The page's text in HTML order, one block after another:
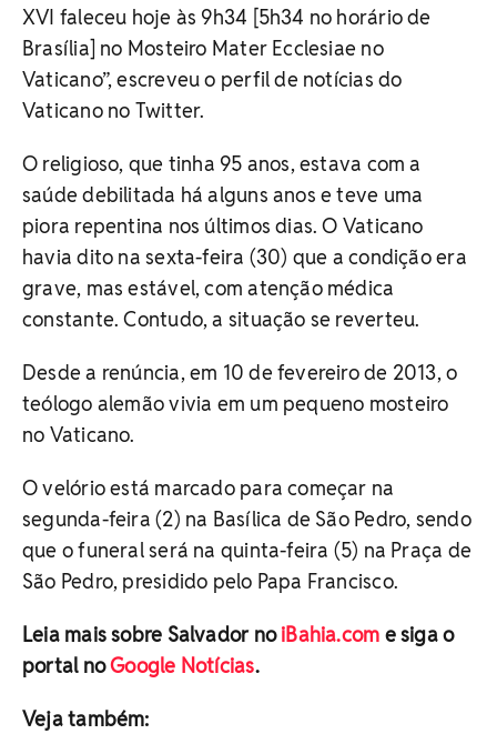
XVI faleceu hoje às 9h34 [5h34 no horário de
Brasília] no Mosteiro Mater Ecclesiae no
Vaticano”, escreveu o perfil de notícias do
Vaticano no Twitter.
O religioso, que tinha 95 anos, estava com a
saúde debilitada há alguns anos e teve uma
piora repentina nos últimos dias. O Vaticano
havia dito na sexta-feira (30) que a condição era
grave, mas estável, com atenção médica
constante. Contudo, a situação se reverteu.
Desde a renúncia, em 10 de fevereiro de 2013, o
teólogo alemão vivia em um pequeno mosteiro
no Vaticano.
O velório está marcado para começar na
segunda-feira (2) na Basílica de São Pedro, sendo
que o funeral será na quinta-feira (5) na Praça de
São Pedro, presidido pelo Papa Francisco.
Leia mais sobre Salvador noiBahia.com e siga o
portal noGoogle Notícias.
Veja também: